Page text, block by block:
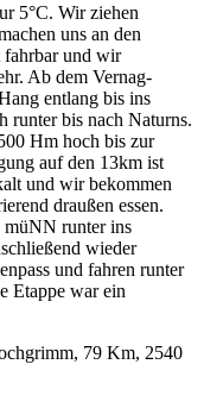
5°C. Wir ziehen
uns an den
fahrbar und wir
Ab dem Vernag-
entlang bis ins
runter bis nach Naturns.
Hm hoch bis zur
auf den 13km ist
und wir bekommen
draußen essen.
müNN runter ins
wieder
und fahren runter
Etappe war ein
79 Km, 2540